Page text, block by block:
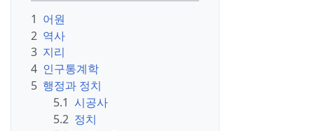
1 어원
2 역사
3 지리
4 인구통계학
5 행정과 정치
5.1 시공사
5.2 정치